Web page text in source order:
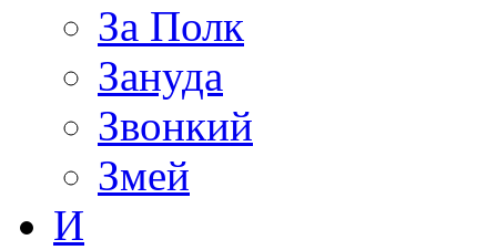
За Полк
Зануда
Звонкий
Змей
И